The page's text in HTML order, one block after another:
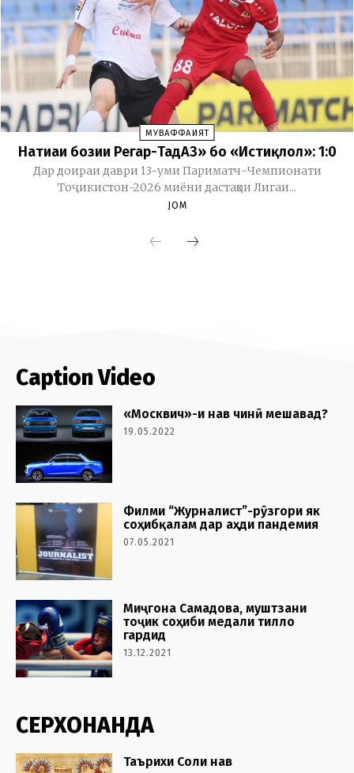
Caption Video
«Москвич»-и нав чинӣ мешавад?
19.05.2022
Филми “Журналист”-рӯзгори як
соҳибқалам дар аҳди пандемия
07.05.2021
Миҷгона Самадова, муштзани
тоҷик соҳиби медали тилло
гардид
13.12.2021
СЕРХОНАНДА
Таърихи Соли нав